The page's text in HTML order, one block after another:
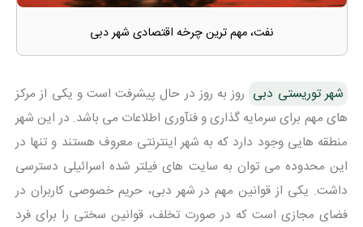
نفت، مهم ترین چرخه اقتصادی شهر دبی
شهر توریستی دبی روز به روز در حال پیشرفت است و یکی از مرکز
های مهم برای سرمایه گذاری و فنآوری اطلاعات می باشد. در این شهر
منطقه هایی وجود دارد که به شهر اینترنتی معروف هستند و تنها در
این محدوده می توان به سایت های فیلتر شده اسرائیلی دسترسی
داشت. یکی از قوانین مهم در شهر دبی، حریم خصوصی کاربران در
فضای مجازی است که در صورت تخلف، قوانین سختی را برای فرد